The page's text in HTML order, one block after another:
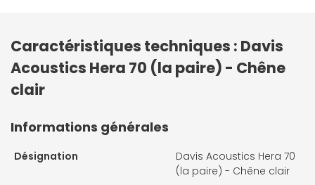
Caractéristiques techniques : Davis
Acoustics Hera 70 (la paire) - Chêne
clair
Informations générales
Désignation
Davis Acoustics Hera 70
(la paire) - Chêne clair